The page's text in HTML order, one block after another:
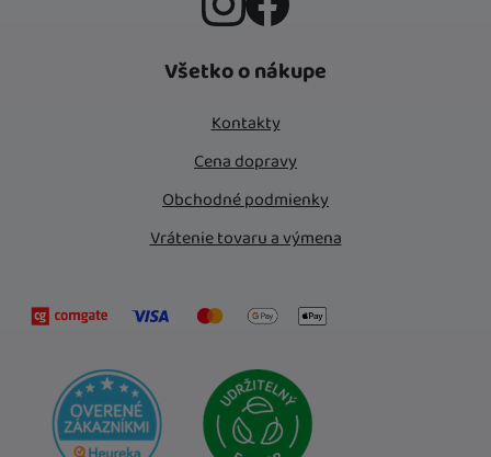
Všetko o nákupe
Kontakty
Cena dopravy
Obchodné podmienky
Vrátenie tovaru a výmena